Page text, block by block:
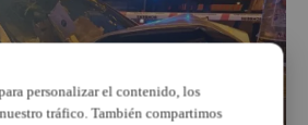
personalizar el contenido, los
tráfico. También compartimos